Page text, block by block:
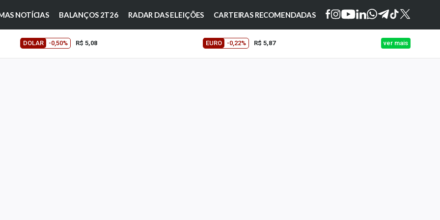
NOTÍCIAS BALANÇOS 2T26 RADAR DAS ELEIÇÕES CARTEIRAS RECOMENDADAS
DOLAR -0,50% R$ 5,08 EURO -0,22% R$ 5,87 ver mais